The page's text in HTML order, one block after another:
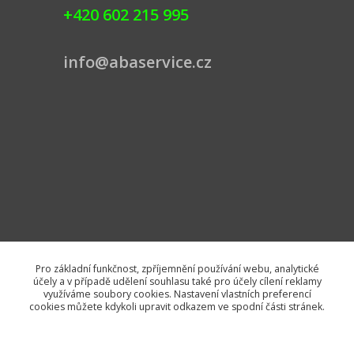
+420 602 215 995
info@abaservice.cz
Pro základní funkčnost, zpříjemnění používání webu, analytické
účely a v případě udělení souhlasu také pro účely cílení reklamy
využíváme soubory cookies. Nastavení vlastních preferencí
cookies můžete kdykoli upravit odkazem ve spodní části stránek.